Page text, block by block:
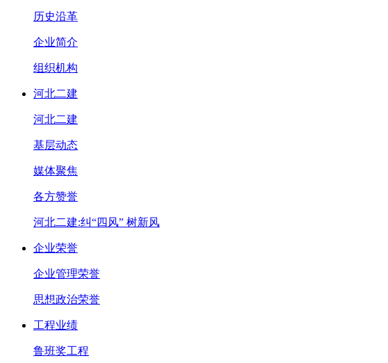
历史沿革
企业简介
组织机构
河北二建
河北二建
基层动态
媒体聚焦
各方赞誉
河北二建:纠“四风” 树新风
企业荣誉
企业管理荣誉
思想政治荣誉
工程业绩
鲁班奖工程